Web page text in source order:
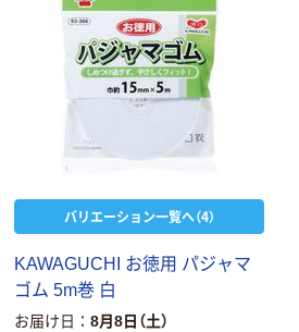
バリエーション一覧へ（4）
KAWAGUCHI お徳用 パジャマ
ゴム 5m巻 白
お届け日 8月8日（土）
オリジナル
スクル マルチ
￥149~
オリジナル
チックグローブ